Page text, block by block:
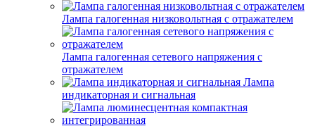
Лампа галогенная низковольтная с отражателем
Лампа галогенная сетевого напряжения с
отражателем
Лампа
индикаторная и сигнальная